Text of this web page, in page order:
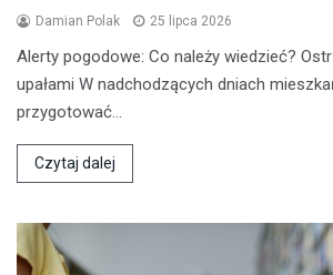
Damian Polak 25 lipca 2026
Alerty pogodowe: Co należy wiedzieć?
upałami W nadchodzących dniach
przygotować…
Czytaj dalej